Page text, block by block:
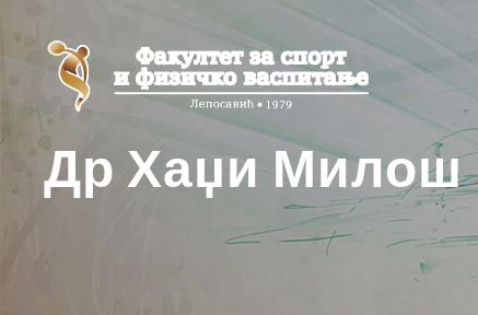
Др Хаџи Милош